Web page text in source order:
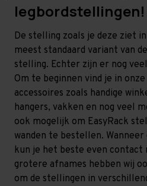
legbordstellingen!
De stelling zoals je deze ziet
meest standaard variant van
stelling. Echter zijn er nog
Om te beginnen vind je in
accessoires zoals handige
hangers, vakken en nog veel
ook mogelijk om EasyRack
wanden te bestellen.
kun je het beste even contact
grotere afnames hebben wij
om de stellingen in